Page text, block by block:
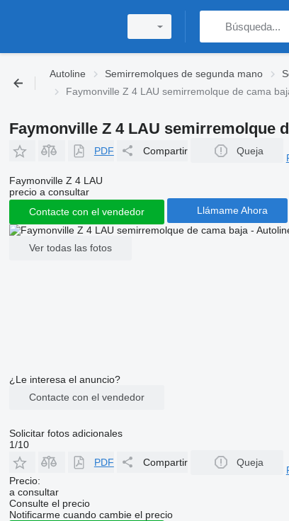
Autoline Semirremolques de segunda mano
Faymonville Z 4 LAU semirremolque de cama
Faymonville Z 4 LAU semirremolque
PDF Compartir Queja
Faymonville Z 4 LAU
precio a consultar
Contacte con el vendedor
Llámame Ahora
Ver todas las fotos
¿Le interesa el anuncio?
Contacte con el vendedor
Solicitar fotos adicionales
1/10
PDF
Compartir Queja
Precio:
a consultar
Consulte el precio
Notificarme cuando cambie el precio